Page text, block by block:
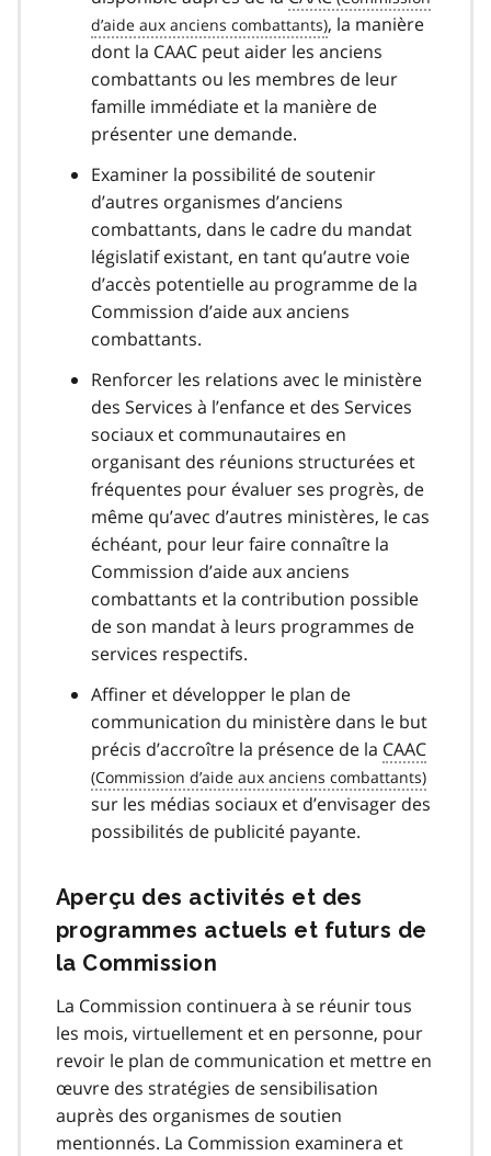
, la manière
dont la CAAC peut aider les anciens
combattants ou les membres de leur
famille immédiate et la manière de
présenter une demande.
Examiner la possibilité de soutenir
d’autres organismes d’anciens
combattants, dans le cadre du mandat
législatif existant, en tant qu’autre voie
d’accès potentielle au programme de la
Commission d’aide aux anciens
combattants.
Renforcer les relations avec le ministère
des Services à l’enfance et des Services
sociaux et communautaires en
organisant des réunions structurées et
fréquentes pour évaluer ses progrès, de
même qu’avec d’autres ministères, le cas
échéant, pour leur faire connaître la
Commission d’aide aux anciens
combattants et la contribution possible
de son mandat à leurs programmes de
services respectifs.
Affiner et développer le plan de
communication du ministère dans le but
précis d’accroître la présence de la CAAC
sur les médias sociaux et d’envisager des
possibilités de publicité payante.
Aperçu des activités et des
programmes actuels et futurs de
la Commission
La Commission continuera à se réunir tous
les mois, virtuellement et en personne, pour
revoir le plan de communication et mettre en
œuvre des stratégies de sensibilisation
auprès des organismes de soutien
mentionnés. La Commission examinera et